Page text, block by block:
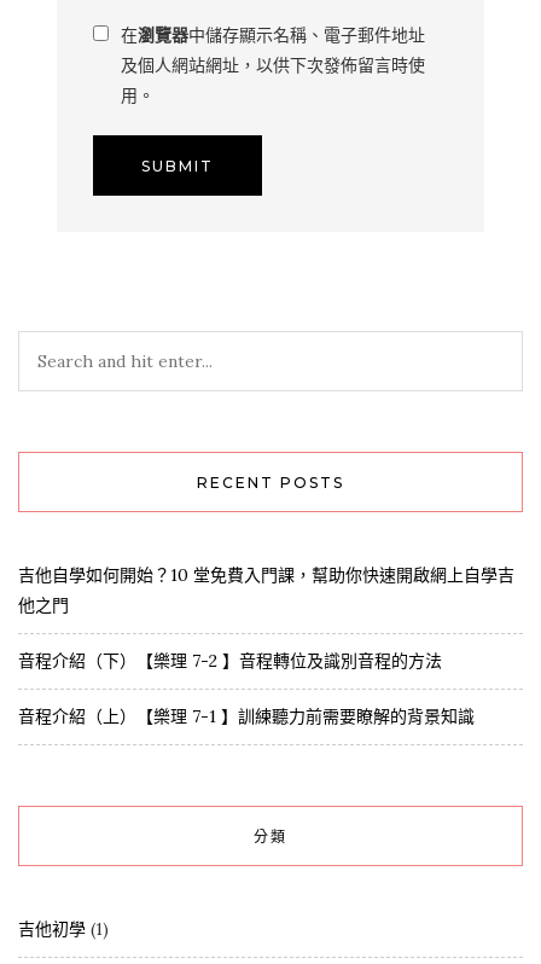
在瀏覽器中儲存顯示名稱、電子郵件地址
及個人網站網址，以供下次發佈留言時使
用。
RECENT POSTS
吉他自學如何開始？10 堂免費入門課，幫助你快速開啟網上自學吉
他之門
音程介紹（下）【樂理 7-2 】音程轉位及識別音程的方法
音程介紹（上）【樂理 7-1 】訓練聽力前需要瞭解的背景知識
分類
吉他初學 (1)